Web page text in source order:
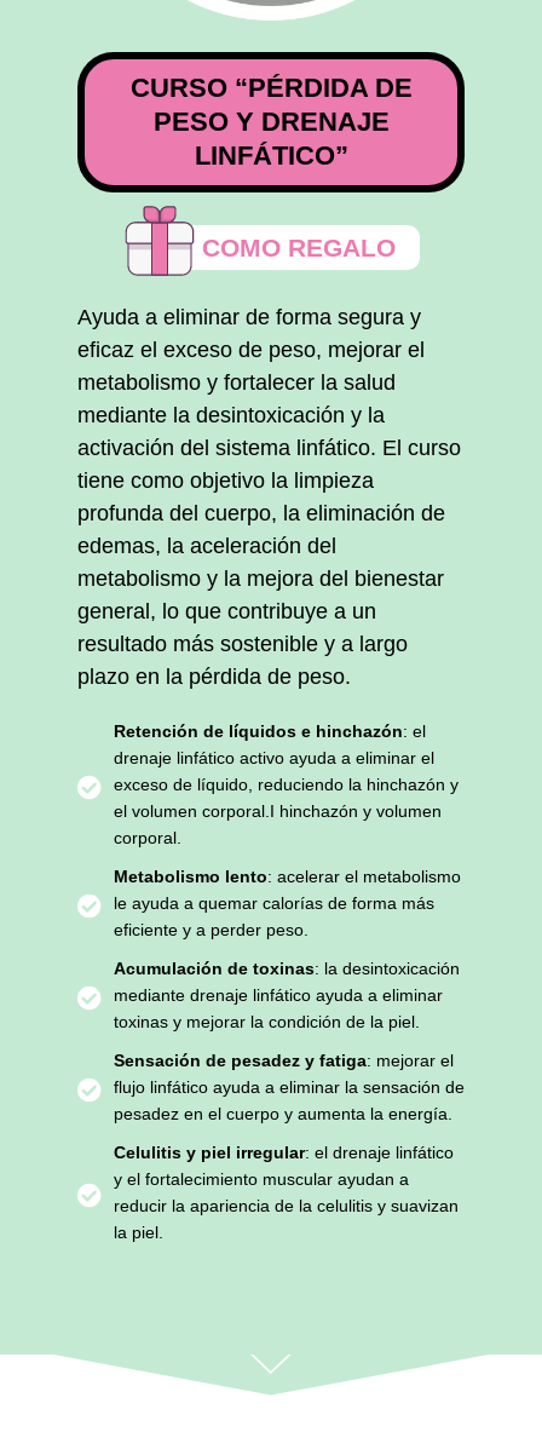
CURSO “PÉRDIDA DE
PESO Y DRENAJE
LINFÁTICO”
COMO REGALO
Ayuda a eliminar de forma segura y
eficaz el exceso de peso, mejorar el
metabolismo y fortalecer la salud
mediante la desintoxicación y la
activación del sistema linfático. El curso
tiene como objetivo la limpieza
profunda del cuerpo, la eliminación de
edemas, la aceleración del
metabolismo y la mejora del bienestar
general, lo que contribuye a un
resultado más sostenible y a largo
plazo en la pérdida de peso.
Retención de líquidos e hinchazón: el
drenaje linfático activo ayuda a eliminar el
exceso de líquido, reduciendo la hinchazón y
el volumen corporal.I hinchazón y volumen
corporal.
Metabolismo lento: acelerar el metabolismo
le ayuda a quemar calorías de forma más
eficiente y a perder peso.
Acumulación de toxinas: la desintoxicación
mediante drenaje linfático ayuda a eliminar
toxinas y mejorar la condición de la piel.
Sensación de pesadez y fatiga: mejorar el
flujo linfático ayuda a eliminar la sensación de
pesadez en el cuerpo y aumenta la energía.
Celulitis y piel irregular: el drenaje linfático
y el fortalecimiento muscular ayudan a
reducir la apariencia de la celulitis y suavizan
la piel.